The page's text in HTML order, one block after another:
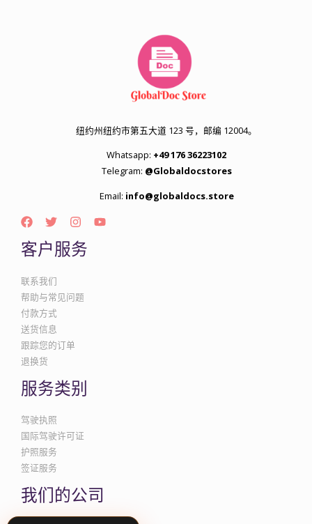
纽约州纽约市第五大道 123 号，邮编 12004。
Whatsapp: +49 176 36223102
Telegram: @Globaldocstores
Email: info@globaldocs.store
客户服务
联系我们
帮助与常见问题
付款方式
送货信息
跟踪您的订单
退换货
服务类别
驾驶执照
国际驾驶许可证
护照服务
签证服务
我们的公司